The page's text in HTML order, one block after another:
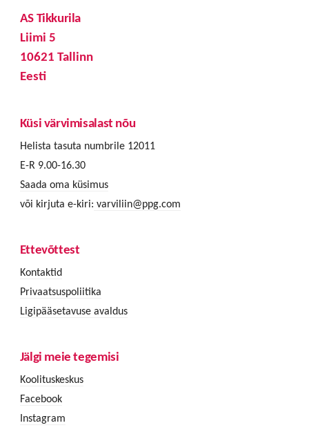
AS Tikkurila
Liimi 5
10621 Tallinn
Eesti
Küsi värvimisalast nõu
Helista tasuta numbrile 12011
E-R 9.00-16.30
Saada oma küsimus
või kirjuta e-kiri: varviliin@ppg.com
Ettevõttest
Kontaktid
Privaatsuspoliitika
Ligipääsetavuse avaldus
Jälgi meie tegemisi
Koolituskeskus
Facebook
Instagram